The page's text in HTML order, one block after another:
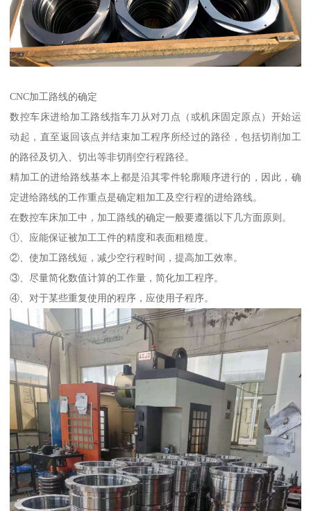
CNC加工路线的确定
数控车床进给加工路线指车刀从对刀点（或机床固定原点）开始运
动起，直至返回该点并结束加工程序所经过的路径，包括切削加工
的路径及切入、切出等非切削空行程路径。
精加工的进给路线基本上都是沿其零件轮廓顺序进行的，因此，确
定进给路线的工作重点是确定粗加工及空行程的进给路线。
在数控车床加工中，加工路线的确定一般要遵循以下几方面原则。
①、应能保证被加工工件的精度和表面粗糙度。
②、使加工路线短，减少空行程时间，提高加工效率。
③、尽量简化数值计算的工作量，简化加工程序。
④、对于某些重复使用的程序，应使用子程序。